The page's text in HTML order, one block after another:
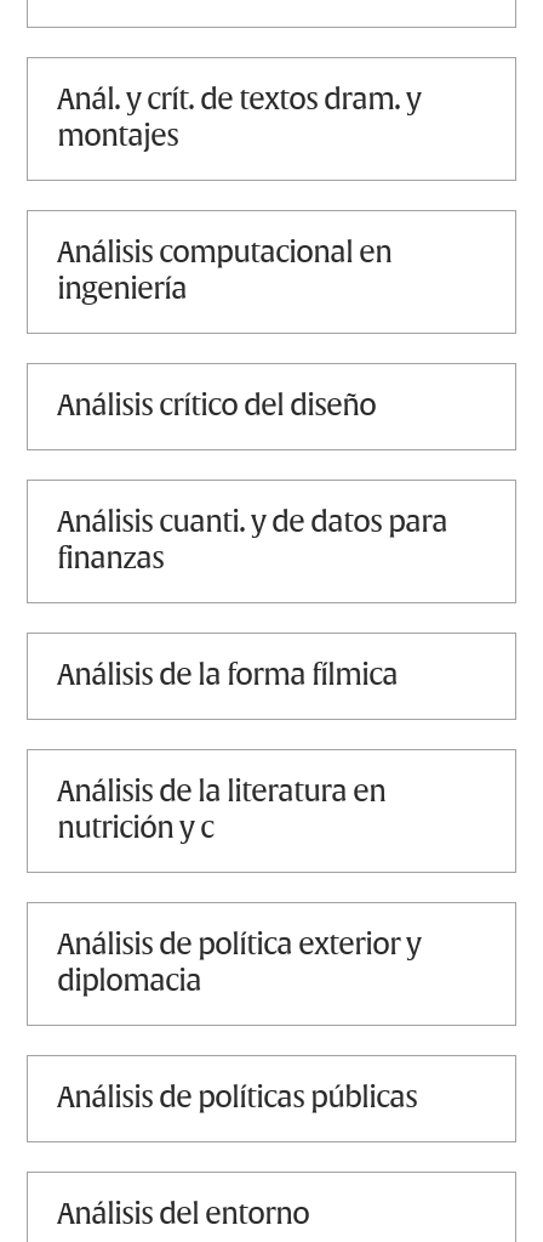
anál. y crít. de textos dram. y
montajes
análisis computacional en
ingeniería
análisis crítico del diseño
análisis cuanti. y de datos para
finanzas
análisis de la forma fílmica
análisis de la literatura en
nutrición y c
análisis de política exterior y
diplomacia
análisis de políticas públicas
análisis del entorno